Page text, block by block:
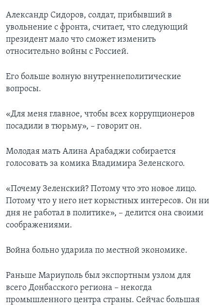
Александр Сидоров, солдат, прибывший в
увольнение с фронта, считает, что следующий
президент мало что сможет изменить
относительно войны с Россией.
Его больше волную внутреннеполитические
вопросы.
«Для меня главное, чтобы всех коррупционеров
посадили в тюрьму», – говорит он.
Молодая мать Алина Арабаджи собирается
голосовать за комика Владимира Зеленского.
«Почему Зеленский? Потому что это новое лицо.
Потому что у него нет корыстных интересов. Он ни
дня не работал в политике», – делится она своими
соображениями.
Война больно ударила по местной экономике.
Раньше Мариуполь был экспортным узлом для
всего Донбасского региона – некогда
промышленного центра страны. Сейчас большая